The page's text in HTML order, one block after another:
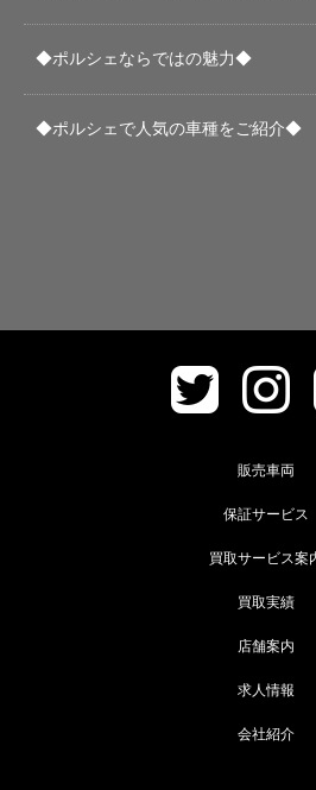
◆ポルシェならではの魅力◆
◆ポルシェで人気の車種をご紹介◆
販売車両
保証サービス
買取サービス案
買取実績
店舗案内
求人情報
会社紹介